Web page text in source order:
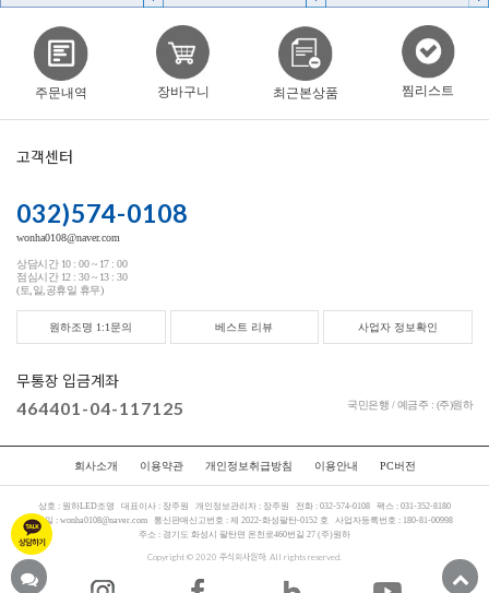
주문내역 장바구니 최근본상품 찜리스트
고객센터
032)574-0108
wonha0108@naver.com
상담시간 10 : 00 ~ 17 : 00
점심시간 12 : 30 ~ 13 : 30
(토,일,공휴일 휴무)
원하조명 1:1문의 베스트 리뷰 사업자 정보확인
무통장 입금계좌
464401-04-117125 국민은행 / 예금주 : (주)원하
회사소개 이용약관 개인정보취급방침 이용안내 PC버전
상호 : 원하LED조명 대표이사 : 장주원 개인정보관리자 : 장주원 전화 : 032-574-0108 팩스 : 031-352-8180
메일 : wonha0108@naver.com 통신판매신고번호 : 제 2022-화성팔탄-0152 호 사업자등록번호 : 180-81-00998
주소 : 경기도 화성시 팔탄면 온천로460번길 27 (주)원하
Copyright © 2020 주식회사원하. All rights reserved.